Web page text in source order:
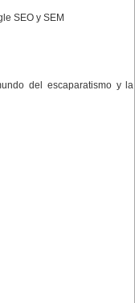
SEO y SEM
del escaparatismo y la